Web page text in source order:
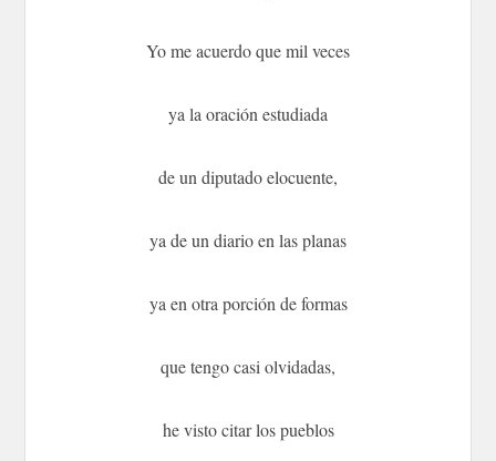
Yo me acuerdo que mil veces
ya la oración estudiada
de un diputado elocuente,
ya de un diario en las planas
ya en otra porción de formas
que tengo casi olvidadas,
he visto citar los pueblos